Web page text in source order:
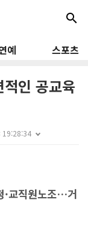
search
예 스포츠
인 공교육
19:28:34
·교직원노조…거